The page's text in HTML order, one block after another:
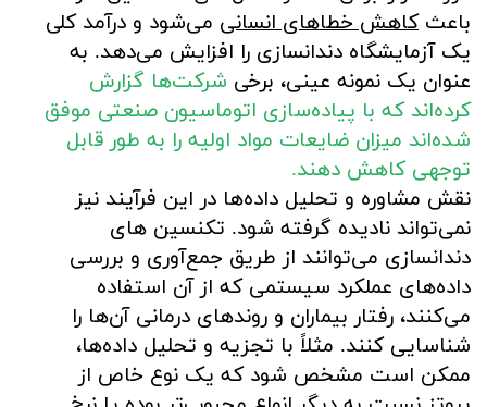
باعثکاهش خطاهای انسانی می‌شود و درآمد کلی
یک آزمایشگاه دندانسازی را افزایش می‌دهد. به
عنوان یک نمونه عینی، برخی شرکت‌ها گزارش
کرده‌اند که با پیاده‌سازی اتوماسیون صنعتی موفق
شده‌اند میزان ضایعات مواد اولیه را به طور قابل
توجهی کاهش دهند.
نقش مشاوره و تحلیل داده‌ها در این فرآیند نیز
نمی‌تواند نادیده گرفته شود. تکنسین های
دندانسازی می‌توانند از طریق جمع‌آوری و بررسی
داده‌های عملکرد سیستمی که از آن استفاده
می‌کنند، رفتار بیماران و روند‌های درمانی آن‌ها را
شناسایی کنند. مثلاً با تجزیه و تحلیل داده‌ها،
ممکن است مشخص شود که یک نوع خاص از